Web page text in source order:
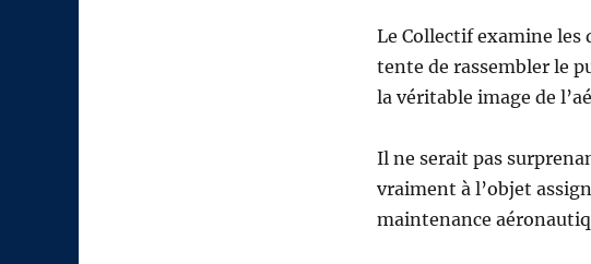
Le Collectif examine les
tente de rassembler le
la véritable image de
Il ne serait pas
vraiment à l’objet
maintenance